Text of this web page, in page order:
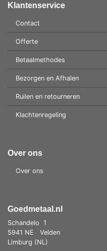
Klantenservice
Contact
Offerte
Betaalmethodes
Bezorgen en Afhalen
Ruilen en retourneren
Klachtenregeling
Over ons
Over ons
Goedmetaal.nl
Schandelo 1
5941 NE
Velden
Limburg (NL)